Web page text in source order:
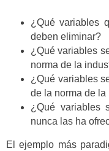
¿Qué variables
deben eliminar?
¿Qué variables
norma de la
¿Qué variables
de la norma de la
¿Qué variables
nunca las ha
El ejemplo más